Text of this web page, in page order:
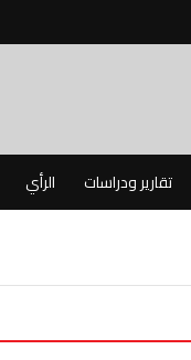
تقارير ودراسات الرأي